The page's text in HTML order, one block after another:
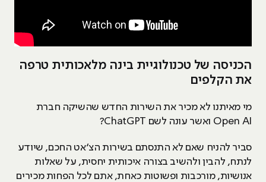
הכניסה של טכנולוגיית בינה מלאכותית טרפה
את הקלפים
מי מאיתנו לא מכיר את השירות החדש שהשיקה חברת
Open AI ואשר עונה לשם ChatGPT?
סביר להניח שאם לא התנסתם בשירות הצ׳אט החכם, שיודע
לנתח, להבין ולהשיב בצורה איכותית יחסית, על שאלות
אנושיות, מורכבות ופשוטות כאחת, אתם לכל הפחות מכירים